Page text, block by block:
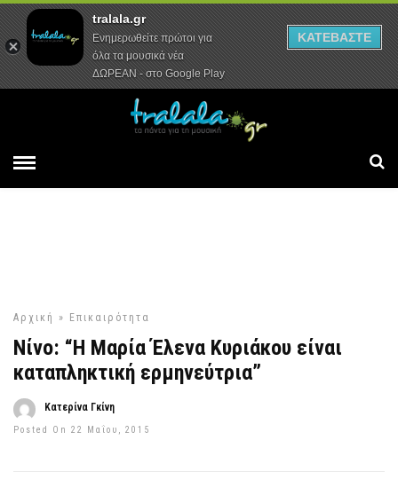
Αρχική Συνεντεύξεις Ρεπορτάζ
Αρχική » Επικαιρότητα
Νίνο: “Η Μαρία Έλενα Κυριάκου είναι
καταπληκτική ερμηνεύτρια”
Κατερίνα Γκίνη
Posted On 22 Μαΐου, 2015
tralala.gr
Ενημερωθείτε πρώτοι για
όλα τα μουσικά νέα
ΔΩΡΕΑΝ - στο Google Play
ΚΑΤΕΒΑΣΤΕ